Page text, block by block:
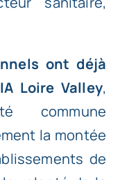
ont déjà
Loire Valley,
commune
la montée
de